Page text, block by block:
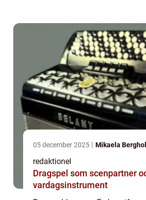
05 december 2025 Mikaela
redaktionel
Dragspel som scenpartner
vardagsinstrument